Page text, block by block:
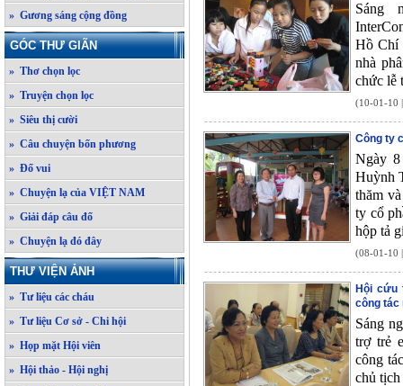
» Gương sáng cộng đồng
GÓC THƯ GIÃN
» Thơ chọn lọc
» Truyện chọn lọc
» Siêu thị cười
» Câu chuyện bốn phương
» Đố vui
» Chuyện lạ của VIỆT NAM
» Giải đáp câu đố
» Chuyện lạ đó đây
THƯ VIỆN ẢNH
» Tư liệu các cháu
» Tư liệu Cơ sở - Chi hội
» Họp mặt Hội viên
» Hội thảo - Hội nghị
Sáng
Hồ Chí
nhà
chức lễ
(10-01-10
Công ty
Ngày 8
Huỳnh
thăm
ty cổ
hộp tả
(08-01-10
Hội cứu
công tác
Sáng
trợ trẻ
công
chủ